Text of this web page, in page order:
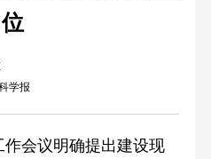
位
学报
会议明确提出建设现